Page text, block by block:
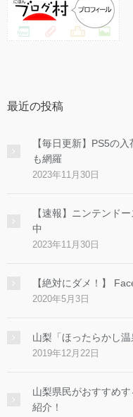
最近の投稿
【毎日更新】PS5の
も網羅
2023年11月30日
【速報】ニンテンド
中
2023年11月30日
【絶対にダメ！】
2020年5月3日
山梨「ほったらかし
2019年12月22日
山梨県民がおすすめ
紹介！